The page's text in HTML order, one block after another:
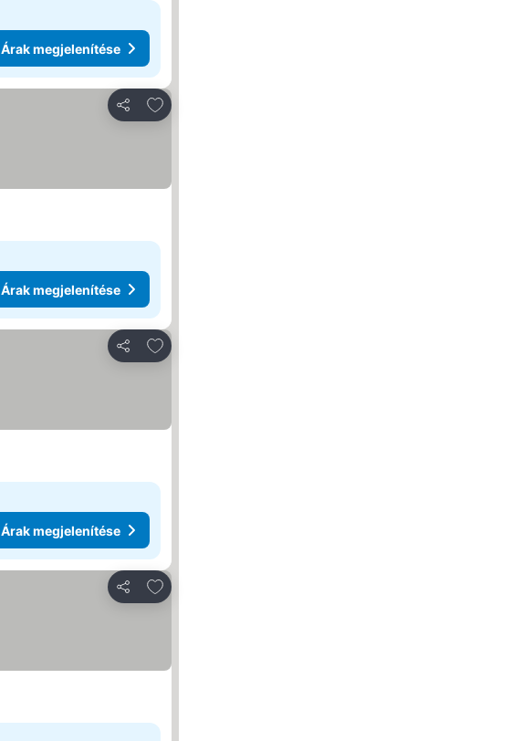
Árak megjelenítése
Megosztás
Hozzáadás a kedvencekhez
Árak megjelenítése
Megosztás
Hozzáadás a kedvencekhez
Árak megjelenítése
Megosztás
Hozzáadás a kedvencekhez